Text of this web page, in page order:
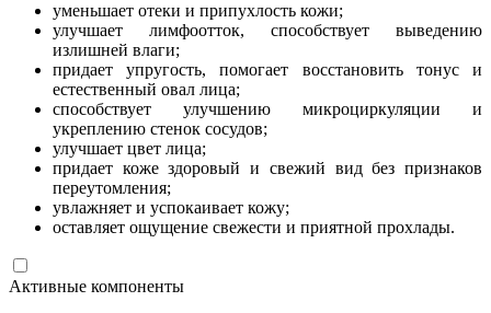
уменьшает отеки и припухлость кожи;
улучшает лимфоотток, способствует выведению
излишней влаги;
придает упругость, помогает восстановить тонус и
естественный овал лица;
способствует улучшению микроциркуляции и
укреплению стенок сосудов;
улучшает цвет лица;
придает коже здоровый и свежий вид без признаков
переутомления;
увлажняет и успокаивает кожу;
оставляет ощущение свежести и приятной прохлады.
Активные компоненты